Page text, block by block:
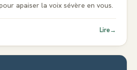
apaiser la voix sévère en vous.
Lire→